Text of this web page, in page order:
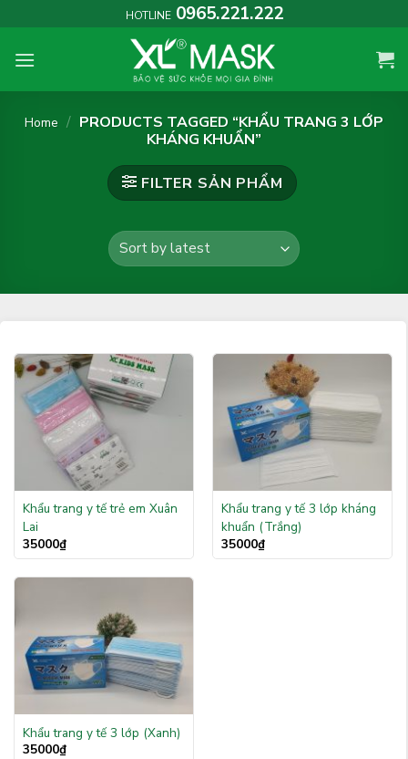
to
content
HOTLINE 0965.221.222
Home / PRODUCTS TAGGED “KHẨU TRANG 3 LỚP
KHÁNG KHUẨN”
FILTER
Khẩu trang y tế trẻ em Xuân
Lai
35000₫
Khẩu trang y tế 3 lớp kháng
khuẩn (Trắng)
35000₫
Khẩu trang y tế 3 lớp (Xanh)
35000₫